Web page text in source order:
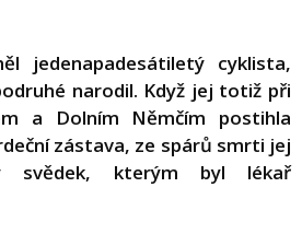
jedenapadesátiletý cyklista,
narodil. Když jej totiž při
a Dolním Němčím postihla
zástava, ze spárů smrti jej
svědek, kterým byl lékař